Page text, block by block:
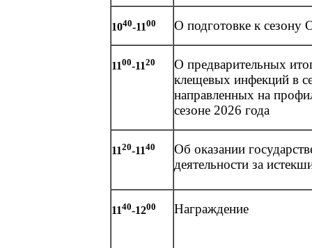
1040-1100 О подготовке к
1100-1120
О предварительных
клещевых инфекций в
направленных на
сезоне 2026 года
1120-1140
Об оказании
деятельности за
1140-1200 Награждение